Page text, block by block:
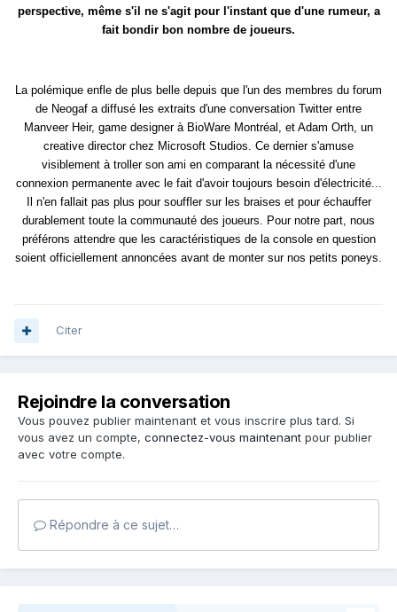
perspective, même s'il ne s'agit pour l'instant que d'une rumeur, a
fait bondir bon nombre de joueurs.
La polémique enfle de plus belle depuis que l'un des membres du forum
de Neogaf a diffusé les extraits d'une conversation Twitter entre
Manveer Heir, game designer à BioWare Montréal, et Adam Orth, un
creative director chez Microsoft Studios. Ce dernier s'amuse
visiblement à troller son ami en comparant la nécessité d'une
connexion permanente avec le fait d'avoir toujours besoin d'électricité...
Il n'en fallait pas plus pour souffler sur les braises et pour échauffer
durablement toute la communauté des joueurs. Pour notre part, nous
préférons attendre que les caractéristiques de la console en question
soient officiellement annoncées avant de monter sur nos petits poneys.
Citer
Rejoindre la conversation
Vous pouvez publier maintenant et vous inscrire plus tard. Si
vous avez un compte, connectez-vous maintenant pour publier
avec votre compte.
Répondre à ce sujet…